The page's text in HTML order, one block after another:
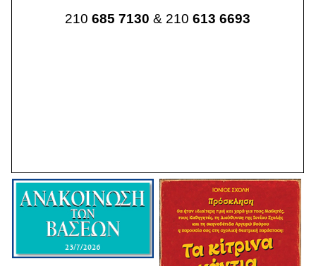
210 685 7130 & 210 613 6693